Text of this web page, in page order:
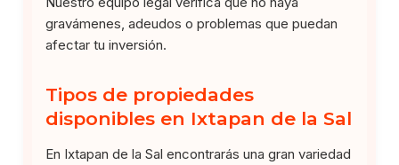
gravámenes, adeudos o problemas que puedan
afectar tu inversión.
Tipos de propiedades
disponibles en Ixtapan de la Sal
En Ixtapan de la Sal encontrarás una gran variedad